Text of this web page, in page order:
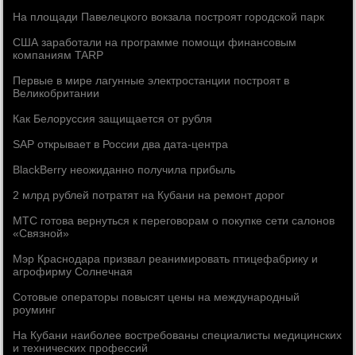
На площади Павелецкого вокзала построят городской парк
США заработали на программе помощи финансовым
компаниям TARP
Первые в мире лагунные электростанции построят в
Великобритании
Как Белоруссия защищается от рубля
SAP открывает в России два дата-центра
BlackBerry неожиданно получила прибыль
2 млрд рублей потратят на Кубани на ремонт дорог
МТС готова вернуться к переговорам о покупке сети салонов
«Связной»
Мэр Краснодара призвал реанимировать птицефабрику и
агрофирму Солнечная
Сотовые операторы повысят цены на международный
роуминг
На Кубани наиболее востребованы специалисты медицинских
и технических профессий